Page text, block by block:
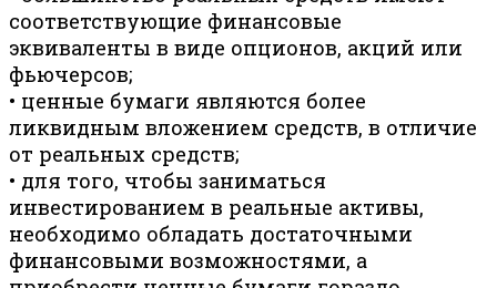
соответствующие финансовые
эквиваленты в виде опционов, акций или
фьючерсов;
• ценные бумаги являются более
ликвидным вложением средств, в отличие
от реальных средств;
• для того, чтобы заниматься
инвестированием в реальные активы,
необходимо обладать достаточными
финансовыми возможностями, а